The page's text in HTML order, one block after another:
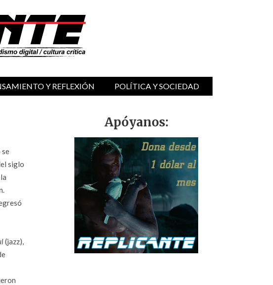
Y REFLEXIÓN POLÍTICA Y SOCIEDAD
se
siglo
(jazz),
Apóyanos: